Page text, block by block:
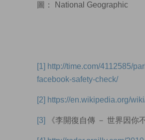
圖： National Geographic
[1]
http://time.com/4112585/
facebook-safety-check/
[2] https://en.wikipedia.org/
[3] 《李開復自傳 － 世界因你